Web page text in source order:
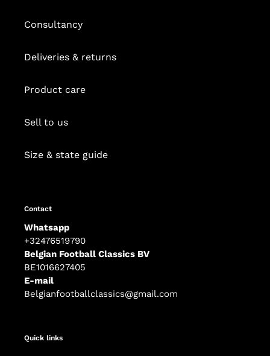
Consultancy
Deliveries & returns
Product care
Sell to us
Size & state guide
Contact
Whatsapp
+32476519790
Belgian Football Classics BV
BE1016627405
E-mail
Belgianfootballclassics@gmail.com
Quick links